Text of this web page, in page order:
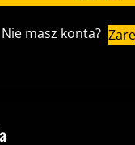
Nie masz konta?